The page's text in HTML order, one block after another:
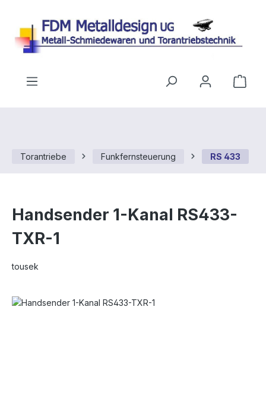
Torantriebe Funkfernsteuerung RS 433
Handsender 1-Kanal RS433-
TXR-1
tousek
Bildergalerie überspringen